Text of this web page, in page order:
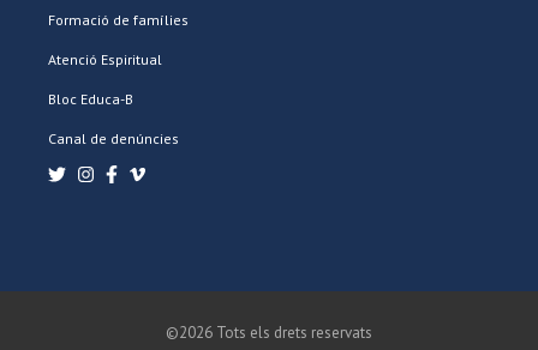
Formació de famílies
Atenció Espiritual
Bloc Educa-B
Canal de denúncies
©2026 Tots els drets reservats